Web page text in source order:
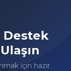
Destek
için hazır.